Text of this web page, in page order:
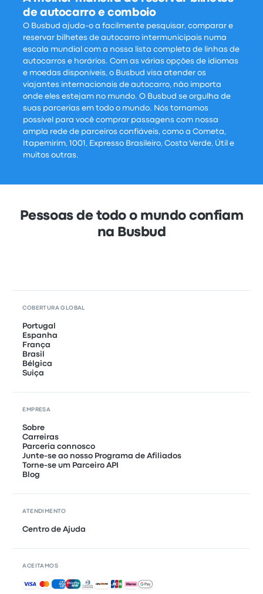
de autocarro e comboio
O Busbud ajuda-o a facilmente pesquisar, comparar e
reservar bilhetes de autocarro intermunicipais numa
escala mundial com a nossa lista completa de linhas de
autocarros e horários. Com as várias opções de idiomas
e moedas disponíveis, o Busbud visa atender os
viajantes internacionais de autocarro, não importa
onde eles estejam no mundo. O Busbud se orgulha de
suas parcerias em todo o mundo. Nós tornamos
possível para você comprar passagens com nossa
ampla rede de parceiros confiáveis, como a Cometa,
Itapemirim, 1001, Expresso Brasileiro, Costa Verde, Útil e
muitos outras.
Pessoas de todo o mundo confiam
na Busbud
COBERTURA GLOBAL
Portugal
Espanha
França
Brasil
Bélgica
Suiça
EMPRESA
Sobre
Carreiras
Parceria connosco
Junte-se ao nosso Programa de Afiliados
Torne-se um Parceiro API
Blog
ATENDIMENTO
Centro de Ajuda
ACEITAMOS
Pagamentos aceites